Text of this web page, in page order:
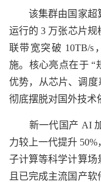
该集群由国家超算
运行的 3 万张芯片规
联带宽突破 10TB/s
施。核心亮点在于 “
优势，从芯片、调度
彻底摆脱对国外技术
新一代国产 AI 加
力较上一代提升
子计算等科学计算场
且已完成主流国产